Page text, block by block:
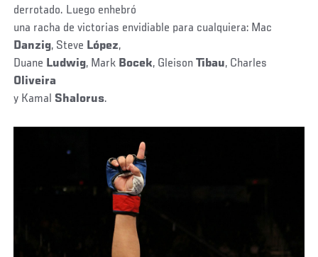
derrotado. Luego enhebró
una racha de victorias envidiable para cualquiera: Mac
Danzig, Steve López,
Duane Ludwig, Mark Bocek, GleisonTibau, Charles
Oliveira
y Kamal Shalorus.